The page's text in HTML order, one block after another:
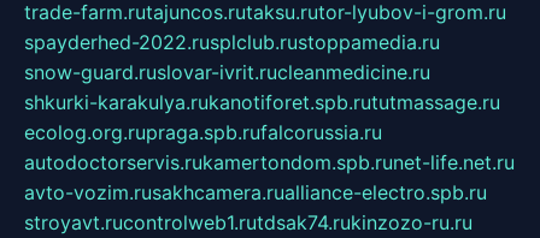
trade-farm.rutajuncos.rutaksu.rutor-lyubov-i-grom.ru
spayderhed-2022.rusplclub.rustoppamedia.ru
snow-guard.ruslovar-ivrit.rucleanmedicine.ru
shkurki-karakulya.rukanotiforet.spb.rututmassage.ru
ecolog.org.rupraga.spb.rufalcorussia.ru
autodoctorservis.rukamertondom.spb.runet-life.net.ru
avto-vozim.rusakhcamera.rualliance-electro.spb.ru
stroyavt.rucontrolweb1.rutdsak74.rukinzozo-ru.ru